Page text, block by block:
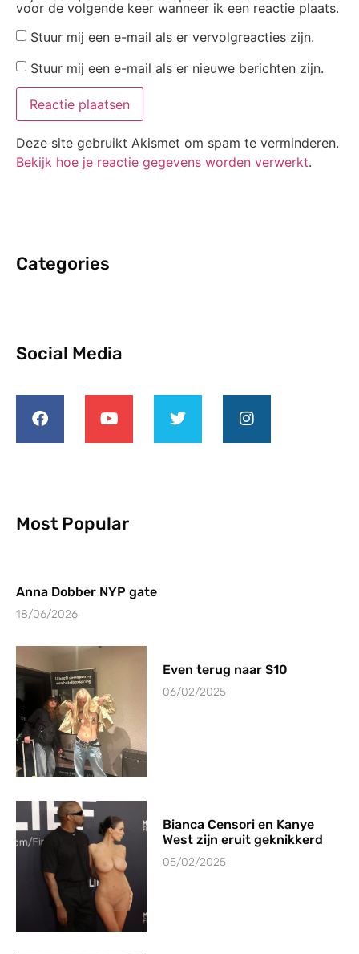
voor de volgende keer wanneer ik een reactie plaats.
Stuur mij een e-mail als er vervolgreacties zijn.
Stuur mij een e-mail als er nieuwe berichten zijn.
Deze site gebruikt Akismet om spam te verminderen.
Bekijk hoe je reactie gegevens worden verwerkt.
Categories
Social Media
Most Popular
Anna Dobber NYP gate
18/06/2026
Even terug naar S10
06/02/2025
Bianca Censori en Kanye
West zijn eruit geknikkerd
05/02/2025